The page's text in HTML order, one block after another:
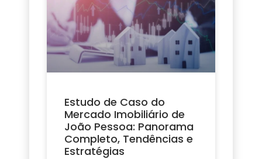
Estudo de Caso do
Mercado Imobiliário de
João Pessoa: Panorama
Completo, Tendências e
Estratégias